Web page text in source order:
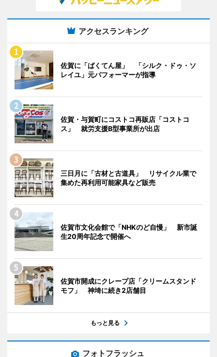
アクセスランキング
佐賀に「ばくてん屋」 「シルク・ドゥ・ソ
レイユ」元パフォーマーが指導
佐賀・与賀町にコストコ再販店「コストコ
ス」 就労支援B型事業所が出店
三日月に「古材と古道具」 リサイクル業で
集めた再利用可能家具など販売
佐賀市文化会館で「NHKのど自慢」 新市誕
生20周年記念で開催へ
佐賀市開成にクレープ店「クリームスタンド
モフ」 神埼に続き2店舗目
もっと見る
フォトフラッシュ